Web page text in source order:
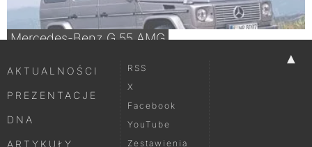
Mercedes-Benz G 55 AMG
▲
AKTUALNOŚCI
PREZENTACJE
DNA
ARTYKUŁY
RSS
X
Facebook
YouTube
Zestawienia